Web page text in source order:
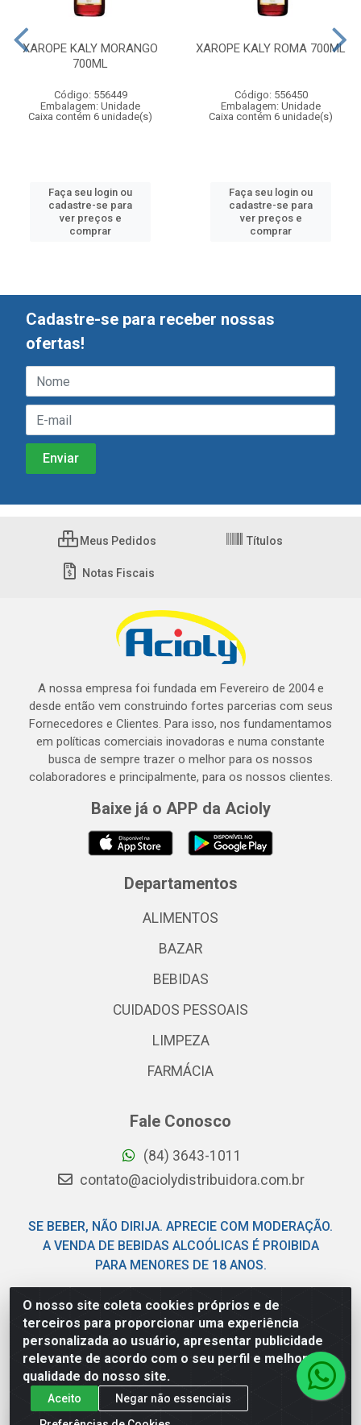
XAROPE KALY MORANGO
700ML
Código: 556449
Embalagem: Unidade
Caixa contém 6 unidade(s)
Faça seu login ou
cadastre-se para
ver preços e
comprar
XAROPE KALY ROMA 700ML
Código: 556450
Embalagem: Unidade
Caixa contém 6 unidade(s)
Faça seu login ou
cadastre-se para
ver preços e
comprar
O nosso site coleta cookies próprios e de
terceiros para proporcionar uma experiência
personalizada ao usuário, apresentar publicidade
relevante de acordo com o seu perfil e melhorar a
qualidade do nosso site.
Aceito
Negar não essenciais
Cadastre-se para receber nossas
ofertas!
Meus Pedidos Títulos
Notas Fiscais
A nossa empresa foi fundada em Fevereiro de 2004 e
desde então vem construindo fortes parcerias com seus
Fornecedores e Clientes. Para isso, nos fundamentamos
em políticas comerciais inovadoras e numa constante
busca de sempre trazer o melhor para os nossos
colaboradores e principalmente, para os nossos clientes.
Baixe já o APP da Acioly
Departamentos
ALIMENTOS
BAZAR
BEBIDAS
CUIDADOS PESSOAIS
LIMPEZA
FARMÁCIA
Fale Conosco
(84) 3643-1011
contato@aciolydistribuidora.com.br
SE BEBER, NÃO DIRIJA. APRECIE COM MODERAÇÃO.
A VENDA DE BEBIDAS ALCOÓLICAS É PROIBIDA
PARA MENORES DE 18 ANOS.
Acioly Distribuidora - Av Piloto Pereira Tim - Parque de
Exposições - Parnamirim/RN - CEP 59146-480 - CNPJ
06.029.901/0001-92